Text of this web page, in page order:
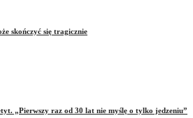
skończyć się tragicznie
„Pierwszy raz od 30 lat nie myślę o tylko jedzeniu”